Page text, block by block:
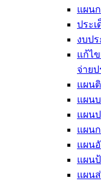
แผน
ประ
งบป
แก้ไ
จ่าย
แผน
แผน
แผน
แผน
แผน
แผน
แผน